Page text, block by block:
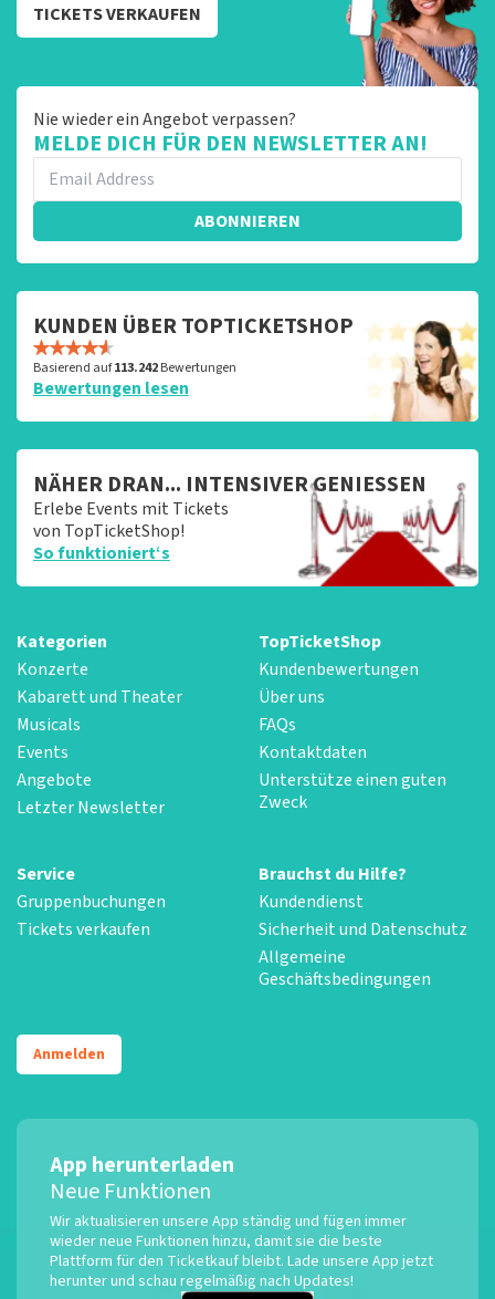
TICKETS VERKAUFEN
Nie wieder ein Angebot verpassen?
MELDE DICH FÜR DEN NEWSLETTER AN!
ABONNIEREN
KUNDEN ÜBER TOPTICKETSHOP
Basierend auf113.242Bewertungen
Bewertungen lesen
NÄHER DRAN... INTENSIVER GENIESSEN
Erlebe Events mit Tickets
von TopTicketShop!
So funktioniert‘s
Kategorien
Konzerte
Kabarett und Theater
Musicals
Events
Angebote
Letzter Newsletter
TopTicketShop
Kundenbewertungen
Über uns
FAQs
Kontaktdaten
Unterstütze einen guten
Zweck
Service
Gruppenbuchungen
Tickets verkaufen
Brauchst du Hilfe?
Kundendienst
Sicherheit und Datenschutz
Allgemeine
Geschäftsbedingungen
Anmelden
App herunterladen
Neue Funktionen
Wir aktualisieren unsere App ständig und fügen immer
wieder neue Funktionen hinzu, damit sie die beste
Plattform für den Ticketkauf bleibt. Lade unsere App jetzt
herunter und schau regelmäßig nach Updates!